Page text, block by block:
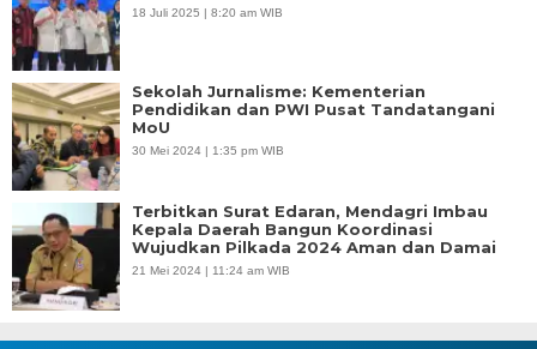
18 Juli 2025 | 8:20 am WIB
Sekolah Jurnalisme: Kementerian
Pendidikan dan PWI Pusat Tandatangani
MoU
30 Mei 2024 | 1:35 pm WIB
Terbitkan Surat Edaran, Mendagri Imbau
Kepala Daerah Bangun Koordinasi
Wujudkan Pilkada 2024 Aman dan Damai
21 Mei 2024 | 11:24 am WIB